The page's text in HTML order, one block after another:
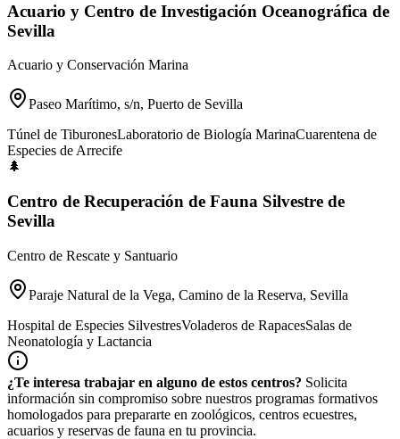
Acuario y Centro de Investigación Oceanográfica de
Sevilla
Acuario y Conservación Marina
Paseo Marítimo, s/n, Puerto de Sevilla
Túnel de TiburonesLaboratorio de Biología MarinaCuarentena de
Especies de Arrecife
🌲
Centro de Recuperación de Fauna Silvestre de
Sevilla
Centro de Rescate y Santuario
Paraje Natural de la Vega, Camino de la Reserva, Sevilla
Hospital de Especies SilvestresVoladeros de RapacesSalas de
Neonatología y Lactancia
¿Te interesa trabajar en alguno de estos centros? Solicita
información sin compromiso sobre nuestros programas formativos
homologados para prepararte en zoológicos, centros ecuestres,
acuarios y reservas de fauna en tu provincia.